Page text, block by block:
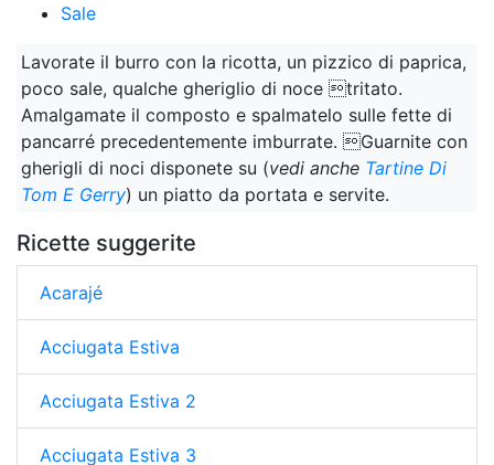
Sale
Lavorate il burro con la ricotta, un pizzico di paprica,
poco sale, qualche gheriglio di noce tritato.
Amalgamate il composto e spalmatelo sulle fette di
pancarré precedentemente imburrate. Guarnite con
gherigli di noci disponete su (vedi anche Tartine Di
Tom E Gerry) un piatto da portata e servite.
Ricette suggerite
Acarajé
Acciugata Estiva
Acciugata Estiva 2
Acciugata Estiva 3